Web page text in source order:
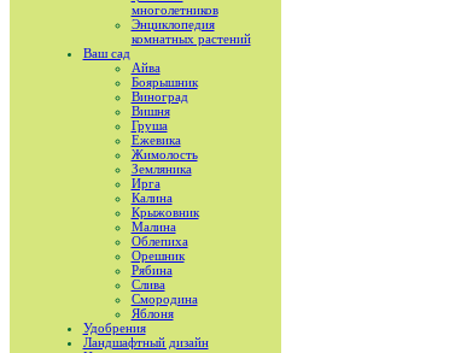
многолетников
Энциклопедия
комнатных растений
Ваш сад
Айва
Боярышник
Виноград
Вишня
Груша
Ежевика
Жимолость
Земляника
Ирга
Калина
Крыжовник
Малина
Облепиха
Орешник
Рябина
Слива
Смородина
Яблоня
Удобрения
Ландшафтный дизайн